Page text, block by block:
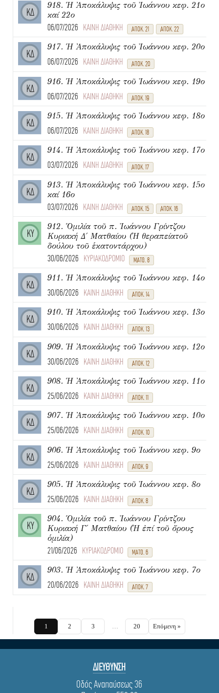
ΚΔ
918. Ἡ Ἀποκάλυψις τοῦ Ἰωάννου κεφ. 21ο
καί 22ο
06/07/2026 ΚΑΙΝΗ ΔΙΑΘΗΚΗ ΑΠΟΚ. 21 ΑΠΟΚ. 22
ΚΔ
917. Ἡ Ἀποκάλυψις τοῦ Ἰωάννου κεφ. 20ο
06/07/2026 ΚΑΙΝΗ ΔΙΑΘΗΚΗ ΑΠΟΚ. 20
ΚΔ
916. Ἡ Ἀποκάλυψις τοῦ Ἰωάννου κεφ. 19ο
06/07/2026 ΚΑΙΝΗ ΔΙΑΘΗΚΗ ΑΠΟΚ. 19
ΚΔ
915. Ἡ Ἀποκάλυψις τοῦ Ἰωάννου κεφ. 18ο
06/07/2026 ΚΑΙΝΗ ΔΙΑΘΗΚΗ ΑΠΟΚ. 18
ΚΔ
914. Ἡ Ἀποκάλυψις τοῦ Ἰωάννου κεφ. 17ο
03/07/2026 ΚΑΙΝΗ ΔΙΑΘΗΚΗ ΑΠΟΚ. 17
ΚΔ
913. Ἡ Ἀποκάλυψις τοῦ Ἰωάννου κεφ. 15ο
καί 16ο
03/07/2026 ΚΑΙΝΗ ΔΙΑΘΗΚΗ ΑΠΟΚ. 15 ΑΠΟΚ. 16
ΚΥ
912. Ὁμιλία τοῦ π. Ἰωάννου Γρίντζου
Κυριακή Δ΄ Ματθαίου (Ἡ θεραπείατοῦ
δούλου τοῦ ἑκατοντάρχου)
30/06/2026 ΚΥΡΙΑΚΟΔΡΟΜΙΟ ΜΑΤΘ. 8
ΚΔ
911. Ἡ Ἀποκάλυψις τοῦ Ἰωάννου κεφ. 14ο
30/06/2026 ΚΑΙΝΗ ΔΙΑΘΗΚΗ ΑΠΟΚ. 14
ΚΔ
910. Ἡ Ἀποκάλυψις τοῦ Ἰωάννου κεφ. 13ο
30/06/2026 ΚΑΙΝΗ ΔΙΑΘΗΚΗ ΑΠΟΚ. 13
ΚΔ
909. Ἡ Ἀποκάλυψις τοῦ Ἰωάννου κεφ. 12ο
30/06/2026 ΚΑΙΝΗ ΔΙΑΘΗΚΗ ΑΠΟΚ. 12
ΚΔ
908. Ἡ Ἀποκάλυψις τοῦ Ἰωάννου κεφ. 11ο
25/06/2026 ΚΑΙΝΗ ΔΙΑΘΗΚΗ ΑΠΟΚ. 11
ΚΔ
907. Ἡ Ἀποκάλυψις τοῦ Ἰωάννου κεφ. 10ο
25/06/2026 ΚΑΙΝΗ ΔΙΑΘΗΚΗ ΑΠΟΚ. 10
ΚΔ
906. Ἡ Ἀποκάλυψις τοῦ Ἰωάννου κεφ. 9ο
25/06/2026 ΚΑΙΝΗ ΔΙΑΘΗΚΗ ΑΠΟΚ. 9
ΚΔ
905. Ἡ Ἀποκάλυψις τοῦ Ἰωάννου κεφ. 8ο
25/06/2026 ΚΑΙΝΗ ΔΙΑΘΗΚΗ ΑΠΟΚ. 8
ΚΥ
904. Ὁμιλία τοῦ π. Ἰωάννου Γρίντζου
Κυριακή Γ΄ Ματθαίου (Ἡ ἐπί τοῦ ὄρους
ὁμιλία)
21/06/2026 ΚΥΡΙΑΚΟΔΡΟΜΙΟ ΜΑΤΘ. 6
ΚΔ
903. Ἡ Ἀποκάλυψις τοῦ Ἰωάννου κεφ. 7ο
20/06/2026 ΚΑΙΝΗ ΔΙΑΘΗΚΗ ΑΠΟΚ. 7
1 2 3 … 20 Επόμενη »
ΔΙΕΥΘΥΝΣΗ
Οδός Αναπαύσεως 36